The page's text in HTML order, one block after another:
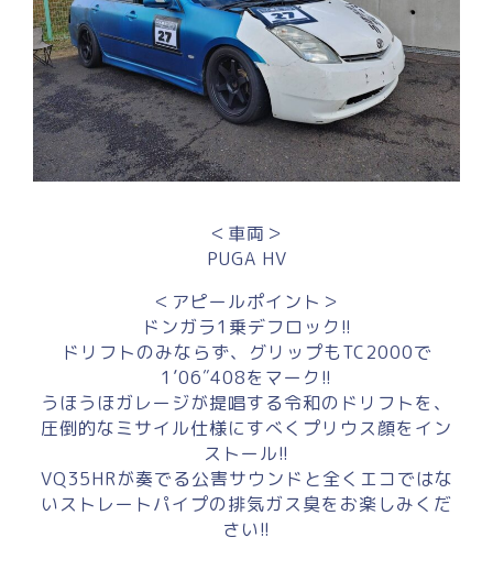
＜車両＞
PUGA HV
＜アピールポイント＞
ドンガラ1乗デフロック!!
ドリフトのみならず、グリップもTC2000で
1’06″408をマーク!!
うほうほガレージが提唱する令和のドリフトを、
圧倒的なミサイル仕様にすべくプリウス顔をイン
ストール!!
VQ35HRが奏でる公害サウンドと全くエコではな
いストレートパイプの排気ガス臭をお楽しみくだ
さい!!